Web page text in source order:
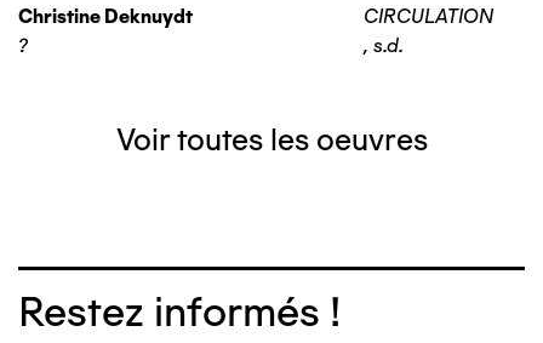
Christine Deknuydt
?
CIRCULATION
, s.d.
Voir toutes les oeuvres
Restez informés !